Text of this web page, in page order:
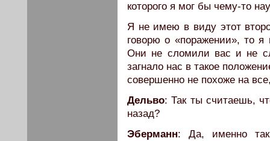
которого я мог бы чему-то
Я не имею в виду этот
говорю о «поражении», то
Они не сломили вас и не
загнало нас в такое
совершенно не похоже на
Дельво: Так ты считаешь,
назад?
Эберманн: Да, именно